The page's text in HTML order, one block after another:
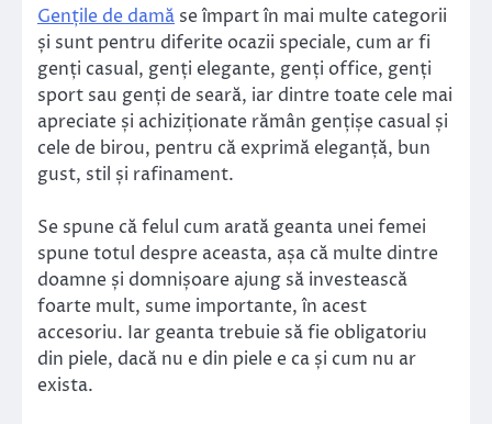
Gențile de damă se împart în mai multe categorii
și sunt pentru diferite ocazii speciale, cum ar fi
genți casual, genți elegante, genți office, genți
sport sau genți de seară, iar dintre toate cele mai
apreciate și achiziționate rămân gențișe casual și
cele de birou, pentru că exprimă eleganță, bun
gust, stil și rafinament.
Se spune că felul cum arată geanta unei femei
spune totul despre aceasta, așa că multe dintre
doamne și domnișoare ajung să investească
foarte mult, sume importante, în acest
accesoriu. Iar geanta trebuie să fie obligatoriu
din piele, dacă nu e din piele e ca și cum nu ar
exista.